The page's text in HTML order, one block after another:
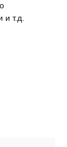
т.д.